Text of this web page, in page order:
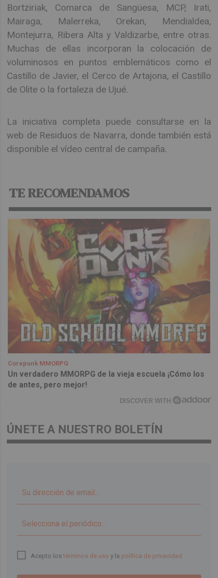
Bortziriak, Comarca de Sangüesa, MCP, Irati,
Mairaga, Malerreka, Orekan, Mendialdea,
Montejurra, Ribera Alta y Valdizarbe, entre otras.
Muchas de ellas incorporan la colocación de
voluminosos en puntos emblemáticos como el
Castillo de Javier, el Cerco de Artajona, el Castillo
de Olite o la fortaleza de Ujué.
La iniciativa completa puede consultarse en la
web de Residuos de Navarra, donde también está
disponible el vídeo central de campaña.
TE RECOMENDAMOS
Corepunk MMORPG
Un verdadero MMORPG de la vieja escuela ¡Cómo los
de antes, pero mejor!
DISCOVER WITH
ÚNETE A NUESTRO BOLETÍN
Acepto lostérminos de uso y la política de privacidad